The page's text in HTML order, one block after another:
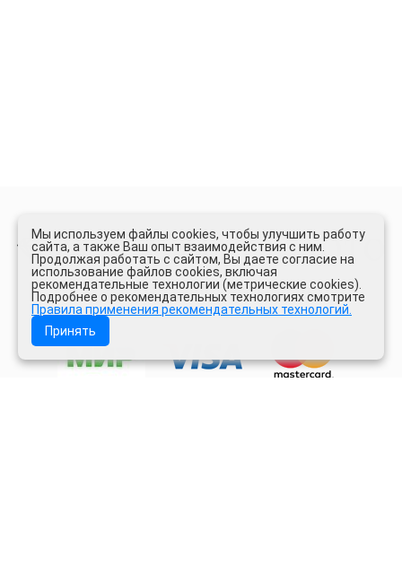
СЕТЬ ЛОМБАРДОВ
Мы используем файлы cookies, чтобы улучшить работу
сайта, а также Ваш опыт взаимодействия с ним.
Продолжая работать с сайтом, Вы даете согласие на
использование файлов cookies, включая
рекомендательные технологии (метрические cookies).
Подробнее о рекомендательных технологиях смотрите
Правила применения рекомендательных технологий.
Принять